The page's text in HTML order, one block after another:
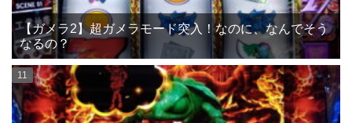
【ガメラ2】超ガメラモード突入！なのに、なんでそう
なるの？